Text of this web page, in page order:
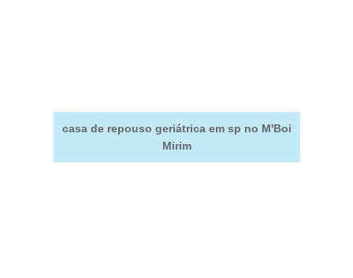
casa de repouso geriátrica em sp no M'Boi
Mirim